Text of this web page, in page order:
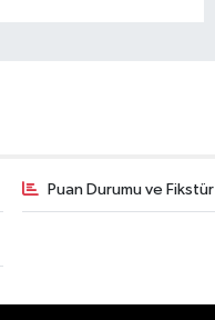
Puan Durumu ve Fikstür